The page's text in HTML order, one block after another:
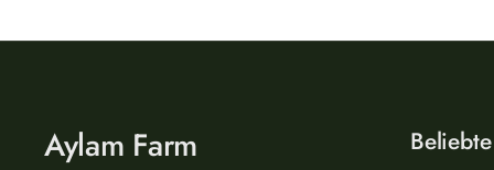
Aylam Farm